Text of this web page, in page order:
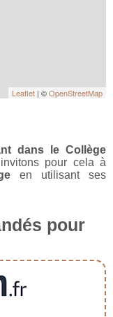
Leaflet | ©OpenStreetMap
dans le Collège
pour cela à
en utilisant ses
pour